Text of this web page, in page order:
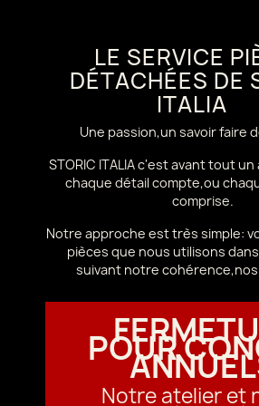
LE SERVICE
DÉTACHÉES DE
ITALIA
Une passion,un savoir faire
STORIC ITALIA c'est avant tout
chaque détail compte,ou
comprise.
Notre approche est très simple:
pièces que nous utilisons
suivant notre
POUR
Notre atelier et